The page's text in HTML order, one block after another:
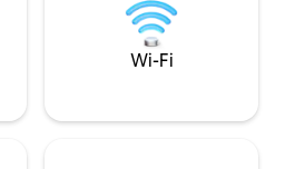
Wi-Fi